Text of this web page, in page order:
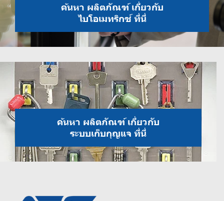
ค้นหา ผลิตภัณฑ์ เกี่ยวกับ
ไบโอเมทริกซ์ ที่นี่
ค้นหา ผลิตภัณฑ์ เกี่ยวกับ
ระบบเก็บกุญแจ ที่นี่